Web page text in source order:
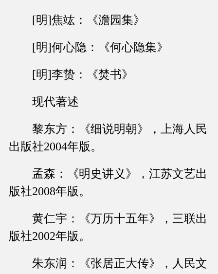
[明]焦竑：《澹园集》
[明]何心隐：《何心隐集》
[明]李贽：《焚书》
现代著述
黎东方：《细说明朝》，上海人民
出版社2004年版。
孟森：《明史讲义》，江苏文艺出
版社2008年版。
黄仁宇：《万历十五年》，三联出
版社2002年版。
朱东润：《张居正大传》，人民文